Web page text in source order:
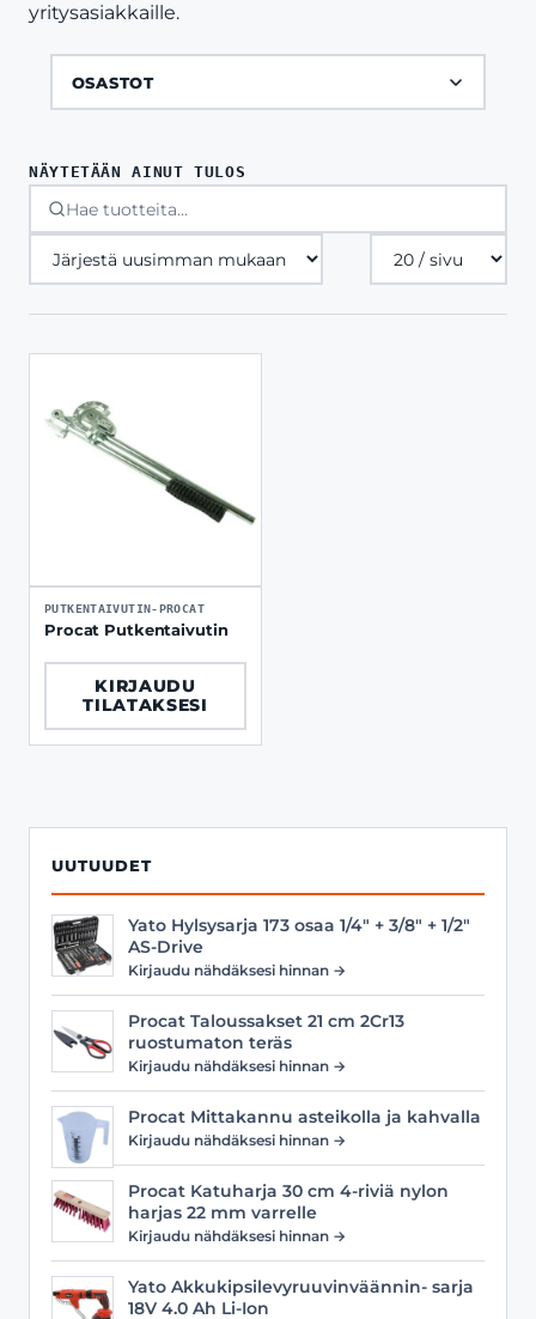
yritysasiakkaille.
OSASTOT
UUTUUDET
Yato Hylsysarja 173 osaa 1/4" + 3/8" + 1/2"
AS-Drive
Kirjaudu nähdäksesi hinnan →
Procat Taloussakset 21 cm 2Cr13
ruostumaton teräs
Kirjaudu nähdäksesi hinnan →
Procat Mittakannu asteikolla ja kahvalla
Kirjaudu nähdäksesi hinnan →
Procat Katuharja 30 cm 4-riviä nylon
harjas 22 mm varrelle
Kirjaudu nähdäksesi hinnan →
Yato Akkukipsilevyruuvinväännin- sarja
18V 4.0 Ah Li-Ion
NÄYTETÄÄN AINUT TULOS
Tuotteita
sivulla
PUTKENTAIVUTIN-PROCAT
Procat Putkentaivutin
KIRJAUDU
TILATAKSESI